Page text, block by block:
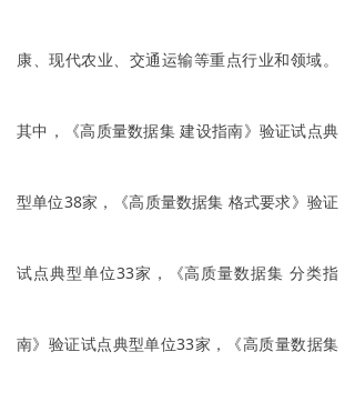
康、现代农业、交通运输等重点行业和领域。
其中，《高质量数据集 建设指南》验证试点典
型单位38家，《高质量数据集 格式要求》验证
试点典型单位33家，《高质量数据集 分类指
南》验证试点典型单位33家，《高质量数据集